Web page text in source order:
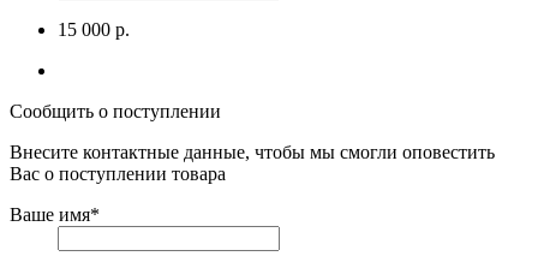
15 000 р.
Сообщить о поступлении
Внесите контактные данные, чтобы мы смогли оповестить
Вас о поступлении товара
Ваше имя*